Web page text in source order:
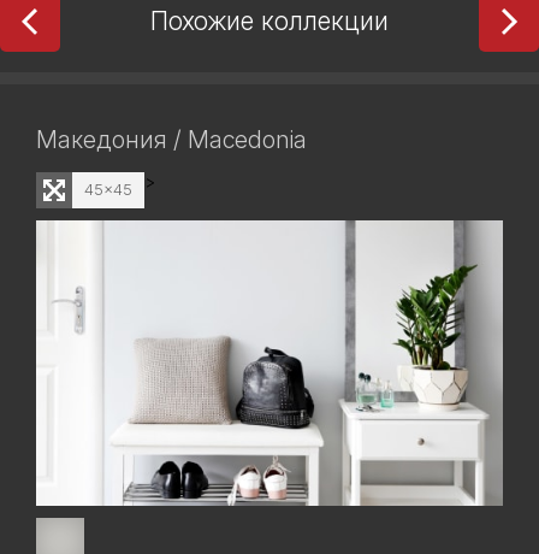
Похожие коллекции
Македония / Macedonia
>
45x45